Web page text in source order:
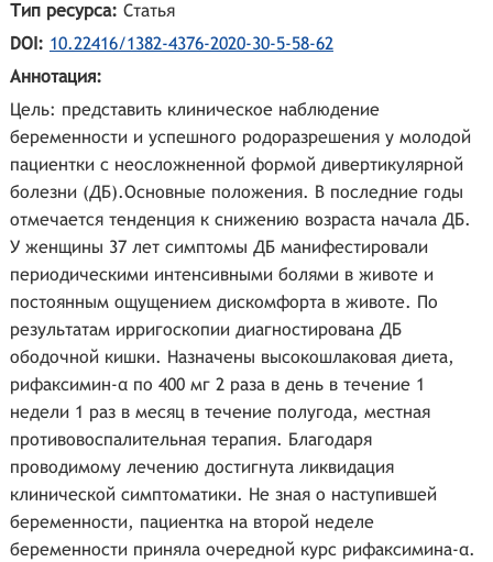
Тип ресурса: Статья
DOI: 10.22416/1382-4376-2020-30-5-58-62
Аннотация:
Цель: представить клиническое наблюдение
беременности и успешного родоразрешения у молодой
пациентки с неосложненной формой дивертикулярной
болезни (ДБ).Основные положения. В последние годы
отмечается тенденция к снижению возраста начала ДБ.
У женщины 37 лет симптомы ДБ манифестировали
периодическими интенсивными болями в животе и
постоянным ощущением дискомфорта в животе. По
результатам ирригоскопии диагностирована ДБ
ободочной кишки. Назначены высокошлаковая диета,
рифаксимин-α по 400 мг 2 раза в день в течение 1
недели 1 раз в месяц в течение полугода, местная
противовоспалительная терапия. Благодаря
проводимому лечению достигнута ликвидация
клинической симптоматики. Не зная о наступившей
беременности, пациентка на второй неделе
беременности приняла очередной курс рифаксимина-α.